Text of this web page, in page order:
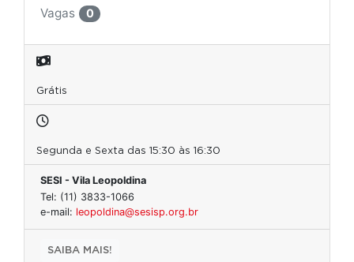
Vagas
0
Grátis
Segunda e Sexta das 15:30 às 16:30
SESI - Vila Leopoldina
Tel: (11) 3833-1066
e-mail: leopoldina@sesisp.org.br
SAIBA MAIS!